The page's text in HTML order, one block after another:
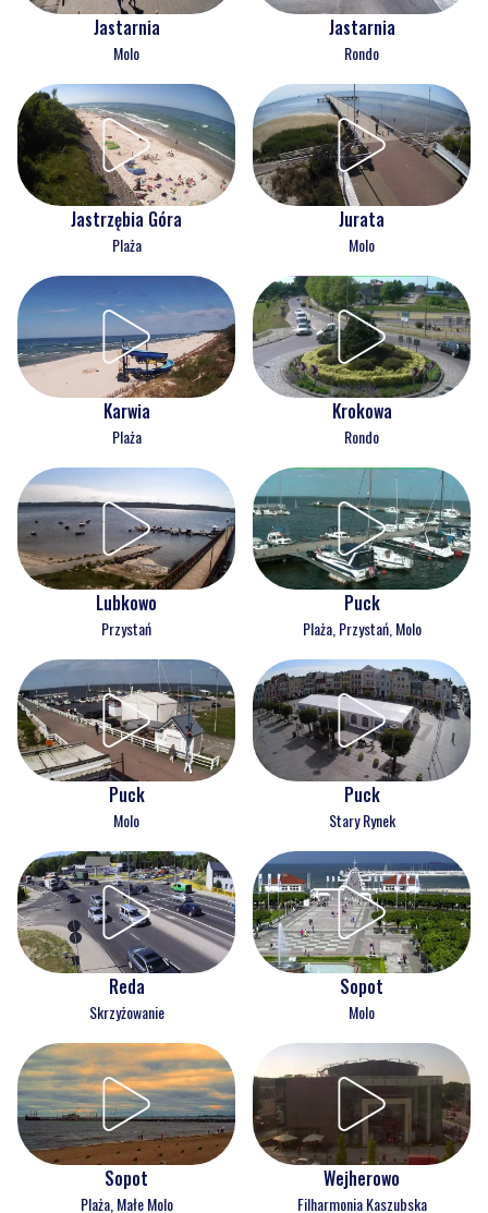
Jastarnia
Molo
Jastarnia
Rondo
Jastrzębia Góra
Plaża
Jurata
Molo
Karwia
Plaża
Krokowa
Rondo
Lubkowo
Przystań
Puck
Plaża, Przystań, Molo
Puck
Molo
Puck
Stary Rynek
Reda
Skrzyżowanie
Sopot
Molo
Sopot
Plaża, Małe Molo
Wejherowo
Filharmonia Kaszubska